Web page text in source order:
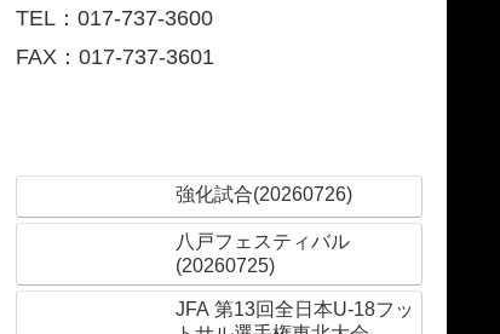
TEL：017-737-3600
FAX：017-737-3601
強化試合(20260726)
八戸フェスティバル
(20260725)
JFA 第13回全日本U-18フッ